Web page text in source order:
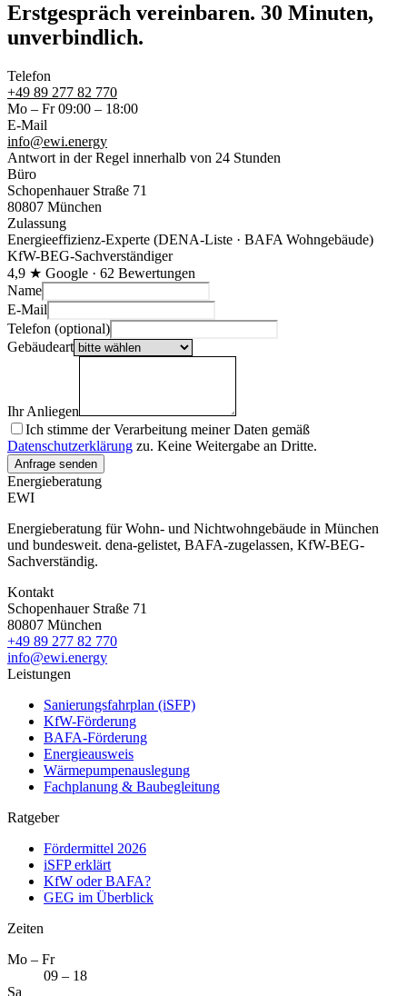
Erstgespräch vereinbaren. 30 Minuten,
unverbindlich.
Telefon
+49 89 277 82 770
Mo – Fr 09:00 – 18:00
E-Mail
info@ewi.energy
Antwort in der Regel innerhalb von 24 Stunden
Büro
Schopenhauer Straße 71
80807 München
Zulassung
Energieeffizienz-Experte (DENA-Liste · BAFA Wohngebäude)
KfW-BEG-Sachverständiger
4,9 ★ Google · 62 Bewertungen
Name
E-Mail
Telefon (optional)
Gebäudeart
Ihr Anliegen
Ich stimme der Verarbeitung meiner Daten gemäß
Datenschutzerklärung zu. Keine Weitergabe an Dritte.
Bitte dieses Feld leer lassen
Anfrage senden
Energieberatung
EWI
Energieberatung für Wohn- und Nichtwohngebäude in München
und bundesweit. dena-gelistet, BAFA-zugelassen, KfW-BEG-
Sachverständig.
Kontakt
Schopenhauer Straße 71
80807 München
+49 89 277 82 770
info@ewi.energy
Leistungen
Sanierungsfahrplan (iSFP)
KfW-Förderung
BAFA-Förderung
Energieausweis
Wärmepumpenauslegung
Fachplanung & Baubegleitung
Ratgeber
Fördermittel 2026
iSFP erklärt
KfW oder BAFA?
GEG im Überblick
Zeiten
Mo – Fr
09 – 18
Sa